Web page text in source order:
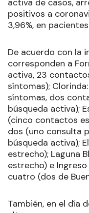
activa de casos,
positivos a
3,96%, en
De acuerdo con la
corresponden a
activa, 23
síntomas);
síntomas, dos
búsqueda activa);
(cinco contactos
dos (uno consulta
búsqueda activa);
estrecho); Laguna
estrecho) e
cuatro (dos de
También, en el día